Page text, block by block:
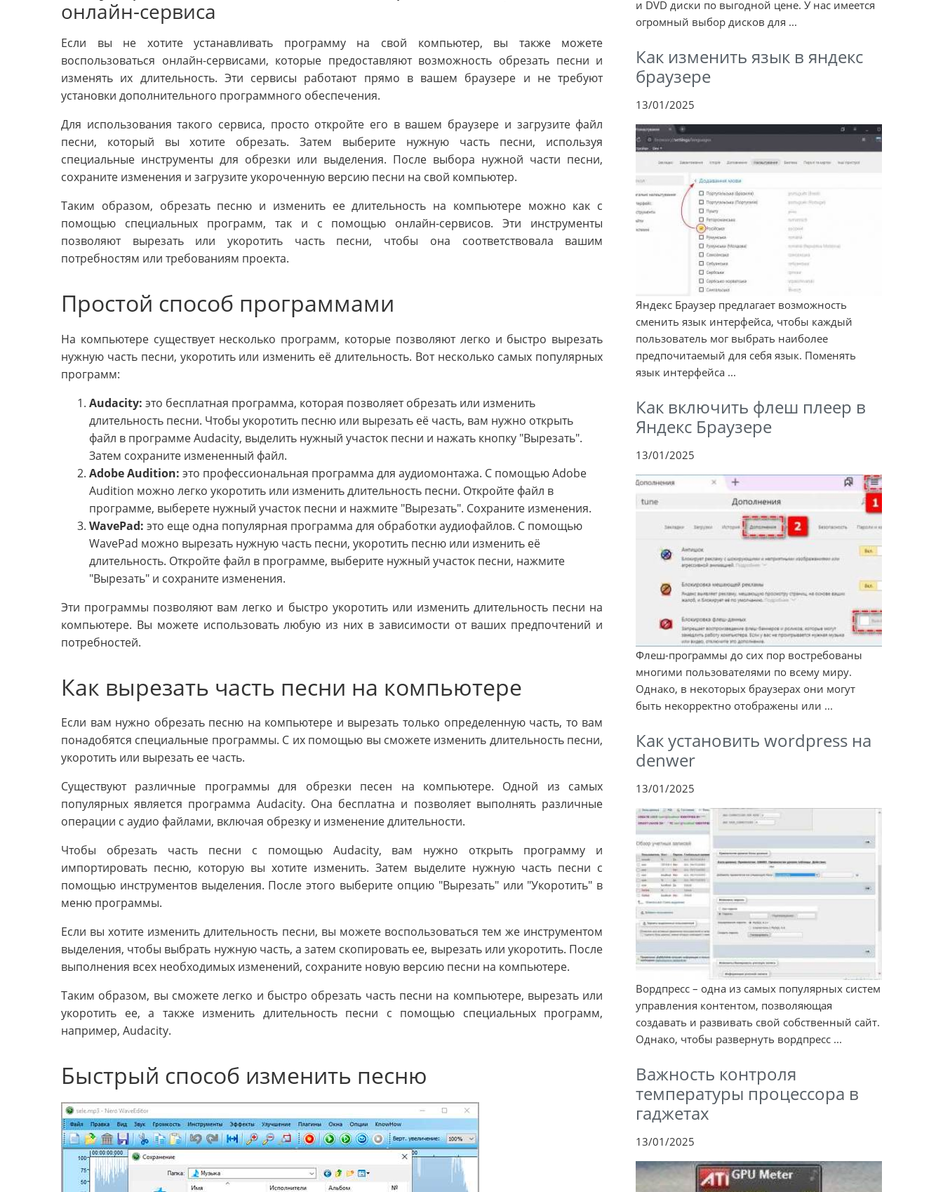
онлайн-сервиса
Если вы не хотите устанавливать программу на свой компьютер, вы также можете
воспользоваться онлайн-сервисами, которые предоставляют возможность обрезать песни и
изменять их длительность. Эти сервисы работают прямо в вашем браузере и не требуют
установки дополнительного программного обеспечения.
Для использования такого сервиса, просто откройте его в вашем браузере и загрузите файл
песни, который вы хотите обрезать. Затем выберите нужную часть песни, используя
специальные инструменты для обрезки или выделения. После выбора нужной части песни,
сохраните изменения и загрузите укороченную версию песни на свой компьютер.
Таким образом, обрезать песню и изменить ее длительность на компьютере можно как с
помощью специальных программ, так и с помощью онлайн-сервисов. Эти инструменты
позволяют вырезать или укоротить часть песни, чтобы она соответствовала вашим
потребностям или требованиям проекта.
Простой способ программами
На компьютере существует несколько программ, которые позволяют легко и быстро вырезать
нужную часть песни, укоротить или изменить её длительность. Вот несколько самых популярных
программ:
Audacity: это бесплатная программа, которая позволяет обрезать или изменить
длительность песни. Чтобы укоротить песню или вырезать её часть, вам нужно открыть
файл в программе Audacity, выделить нужный участок песни и нажать кнопку "Вырезать".
Затем сохраните измененный файл.
Adobe Audition: это профессиональная программа для аудиомонтажа. С помощью Adobe
Audition можно легко укоротить или изменить длительность песни. Откройте файл в
программе, выберете нужный участок песни и нажмите "Вырезать". Сохраните изменения.
WavePad: это еще одна популярная программа для обработки аудиофайлов. С помощью
WavePad можно вырезать нужную часть песни, укоротить песню или изменить её
длительность. Откройте файл в программе, выберите нужный участок песни, нажмите
"Вырезать" и сохраните изменения.
Эти программы позволяют вам легко и быстро укоротить или изменить длительность песни на
компьютере. Вы можете использовать любую из них в зависимости от ваших предпочтений и
потребностей.
Как вырезать часть песни на компьютере
Если вам нужно обрезать песню на компьютере и вырезать только определенную часть, то вам
понадобятся специальные программы. С их помощью вы сможете изменить длительность песни,
укоротить или вырезать ее часть.
Существуют различные программы для обрезки песен на компьютере. Одной из самых
популярных является программа Audacity. Она бесплатна и позволяет выполнять различные
операции с аудио файлами, включая обрезку и изменение длительности.
Чтобы обрезать часть песни с помощью Audacity, вам нужно открыть программу и
импортировать песню, которую вы хотите изменить. Затем выделите нужную часть песни с
помощью инструментов выделения. После этого выберите опцию "Вырезать" или "Укоротить" в
меню программы.
Если вы хотите изменить длительность песни, вы можете воспользоваться тем же инструментом
выделения, чтобы выбрать нужную часть, а затем скопировать ее, вырезать или укоротить. После
выполнения всех необходимых изменений, сохраните новую версию песни на компьютере.
Таким образом, вы сможете легко и быстро обрезать часть песни на компьютере, вырезать или
укоротить ее, а также изменить длительность песни с помощью специальных программ,
например, Audacity.
Быстрый способ изменить песню
и DVD диски по выгодной цене. У нас имеется
огромный выбор дисков для ...
Как изменить язык в яндекс
браузере
13/01/2025
Яндекс Браузер предлагает возможность
сменить язык интерфейса, чтобы каждый
пользователь мог выбрать наиболее
предпочитаемый для себя язык. Поменять
язык интерфейса ...
Как включить флеш плеер в
Яндекс Браузере
13/01/2025
Флеш-программы до сих пор востребованы
многими пользователями по всему миру.
Однако, в некоторых браузерах они могут
быть некорректно отображены или ...
Как установить wordpress на
denwer
13/01/2025
Вордпресс – одна из самых популярных систем
управления контентом, позволяющая
создавать и развивать свой собственный сайт.
Однако, чтобы развернуть вордпресс ...
Важность контроля
температуры процессора в
гаджетах
13/01/2025